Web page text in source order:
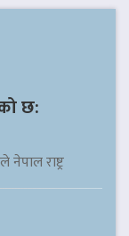
छ:
राष्ट्र